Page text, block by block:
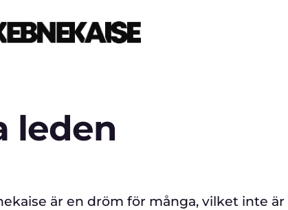
leden
är en dröm för många, vilket inte